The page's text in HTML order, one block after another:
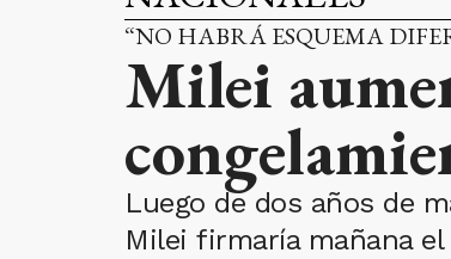
“NO HABRÁ ESQUEMA
Milei
Luego de dos años de
Milei firmaría mañana